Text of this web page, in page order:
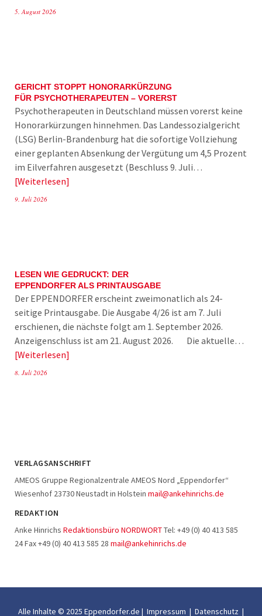
5. August 2026
GERICHT STOPPT HONORARKÜRZUNG
FÜR PSYCHOTHERAPEUTEN – VORERST
Psychotherapeuten in Deutschland müssen vorerst keine
Honorarkürzungen hinnehmen. Das Landessozialgericht
(LSG) Berlin-Brandenburg hat die sofortige Vollziehung
einer geplanten Absenkung der Vergütung um 4,5 Prozent
im Eilverfahren ausgesetzt (Beschluss 9. Juli…
Weiterlesen
9. Juli 2026
LESEN WIE GEDRUCKT: DER
EPPENDORFER ALS PRINTAUSGABE
Der EPPENDORFER erscheint zweimonatlich als 24-
seitige Printausgabe. Die Ausgabe 4/26 ist am 7. Juli
erschienen, die nächste folgt am 1. September 2026.
Anzeigenschluss ist am 21. August 2026. Die aktuelle…
Weiterlesen
8. Juli 2026
VERLAGSANSCHRIFT
AMEOS Gruppe Regionalzentrale AMEOS Nord „Eppendorfer“
Wiesenhof 23730 Neustadt in Holstein mail@ankehinrichs.de
REDAKTION
Anke Hinrichs Redaktionsbüro NORDWORTTel: +49 (0) 40 413 585
24 Fax +49 (0) 40 413 585 28 mail@ankehinrichs.de
Alle Inhalte © 2025 Eppendorfer.de | Impressum | Datenschutz |